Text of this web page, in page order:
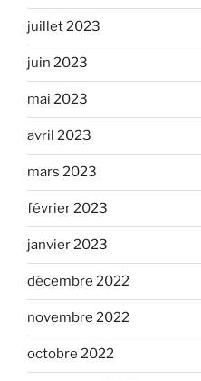
juillet 2023
juin 2023
mai 2023
avril 2023
mars 2023
février 2023
janvier 2023
décembre 2022
novembre 2022
octobre 2022